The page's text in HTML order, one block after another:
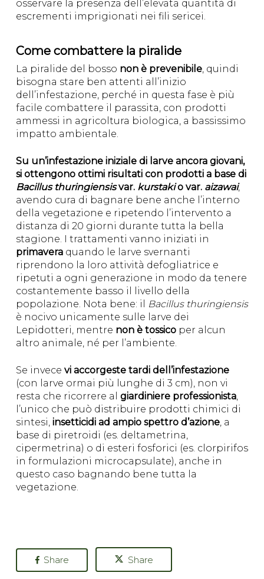
osservare la presenza dell’elevata quantità di
escrementi imprigionati nei fili sericei.
Come combattere la piralide
La piralide del bosso non è prevenibile, quindi
bisogna stare ben attenti all’inizio
dell’infestazione, perché in questa fase è più
facile combattere il parassita, con prodotti
ammessi in agricoltura biologica, a bassissimo
impatto ambientale.
Su un’infestazione iniziale di larve ancora giovani,
si ottengono ottimi risultati con prodotti a base di
Bacillus thuringiensisvar. kurstakio var. aizawai,
avendo cura di bagnare bene anche l’interno
della vegetazione e ripetendo l’intervento a
distanza di 20 giorni durante tutta la bella
stagione. I trattamenti vanno iniziati in
primaveraquando le larve svernanti
riprendono la loro attività defogliatrice e
ripetuti a ogni generazione in modo da tenere
costantemente basso il livello della
popolazione. Nota bene: il
Bacillus thuringiensis
è nocivo unicamente sulle larve dei
Lepidotteri, mentre non è tossicoper alcun
altro animale, né per l’ambiente.
Se invece vi accorgeste tardi dell’infestazione
(con larve ormai più lunghe di 3 cm), non vi
resta che ricorrere al giardiniere professionista,
l’unico che può distribuire prodotti chimici di
sintesi, insetticidi ad ampio spettro d’azione, a
base di piretroidi (es. deltametrina,
cipermetrina) o di esteri fosforici (es. clorpirifos
in formulazioni microcapsulate), anche in
questo caso bagnando bene tutta la
vegetazione.
Share Share